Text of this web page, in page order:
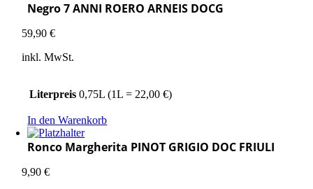
Negro 7 ANNI ROERO ARNEIS DOCG
59,90€
inkl. MwSt.
Literpreis 0,75L (1L = 22,00 €)
In den Warenkorb
Ronco Margherita PINOT GRIGIO DOC FRIULI
9,90€